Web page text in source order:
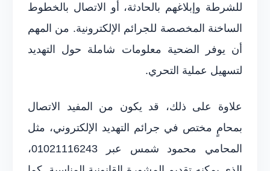
للشرطة وإبلاغهم بالحادثة، أو الاتصال بالخطوط
الساخنة المخصصة للجرائم الإلكترونية. من المهم
أن يوفر الضحية معلومات شاملة حول التهديد
لتسهيل عملية التحري.
علاوة على ذلك، قد يكون من المفيد الاتصال
بمحامٍ مختص في جرائم التهديد الإلكتروني، مثل
المحامي محمود شمس عبر 01021116243،